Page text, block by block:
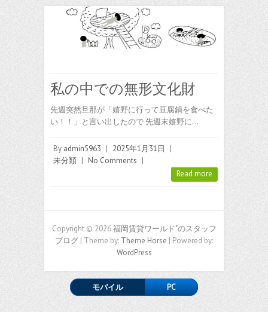
私の中での無形文化財
先週突然旦那が「嬉野に行って豆腐鍋を食べた
い！！」と言い出したので 先週末嬉野に…
By admin5963 | 2025年1月31日
|
未分類 | No Comments |
Read more
Copyright © 2026福岡賃貸ワールド"のスタッフ
ブログ | Theme by: Theme Horse | Powered by:
WordPress
モバイル PC